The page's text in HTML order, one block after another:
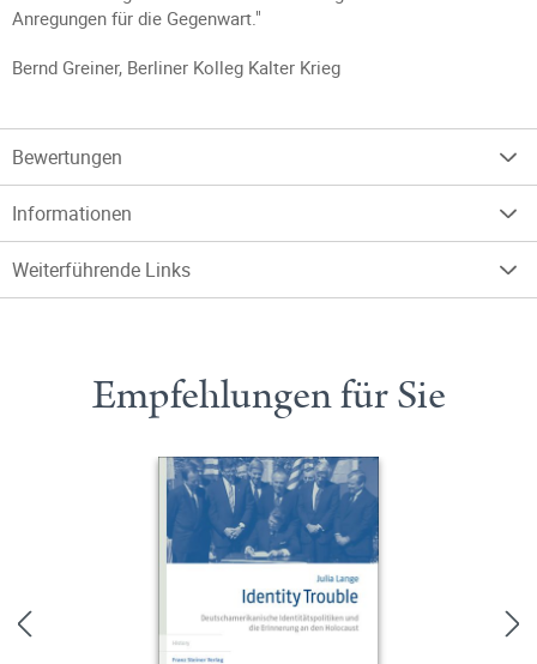
Anregungen für die Gegenwart."
Bernd Greiner, Berliner Kolleg Kalter Krieg
Bewertungen
Informationen
Weiterführende Links
Empfehlungen für Sie